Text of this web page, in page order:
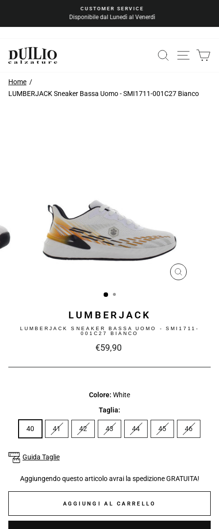
contenuto
Metti
CUSTOMER SERVICE
Disponibile dal Lunedì al Venerdì
CERCA
Home
LUMBERJACK Sneaker Bassa Uomo - SMI1711-001C27 Bianco
CHIUDI
LUMBERJACK
LUMBERJACK SNEAKER BASSA UOMO - SMI1711-
001C27 BIANCO
Prezzo
€59,90
Colore: White
Taglia:
40 41 42 43 44 45 46
Guida Taglie
Aggiungendo questo articolo avrai la spedizione GRATUITA!
AGGIUNGI AL CARRELLO